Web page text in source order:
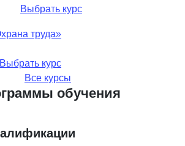
Выбрать курс
Выбрать курс
Все курсы
обучения